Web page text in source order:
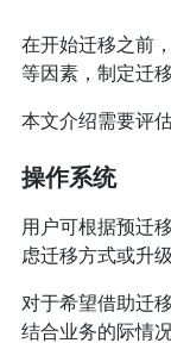
在开始迁移之前
等因素，制定迁移
本文介绍需要评
操作系统
用户可根据预迁
虑迁移方式或升级
对于希望借助迁
结合业务的际情